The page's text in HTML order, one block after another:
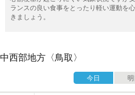
ランスの良い食事をとったり軽い運動を
きましょう。
中西部地方〈鳥取〉
今日 明